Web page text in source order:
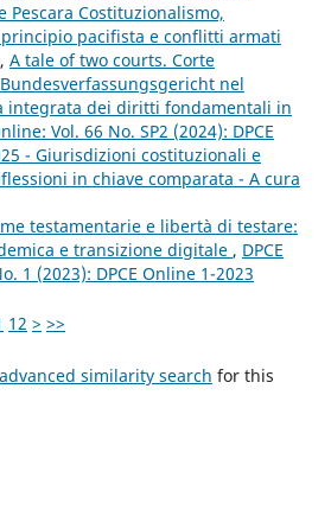
Pescara Costituzionalismo,
pacifista e conflitti armati
A tale of two courts. Corte
nel
integrata dei diritti fondamentali in
Vol. 66 No. SP2 (2024): DPCE
- Giurisdizioni costituzionali e
in chiave comparata - A cura
testamentarie e libertà di testare:
e transizione digitale , DPCE
1 (2023): DPCE Online 1-2023
12 > >>
similarity search for this